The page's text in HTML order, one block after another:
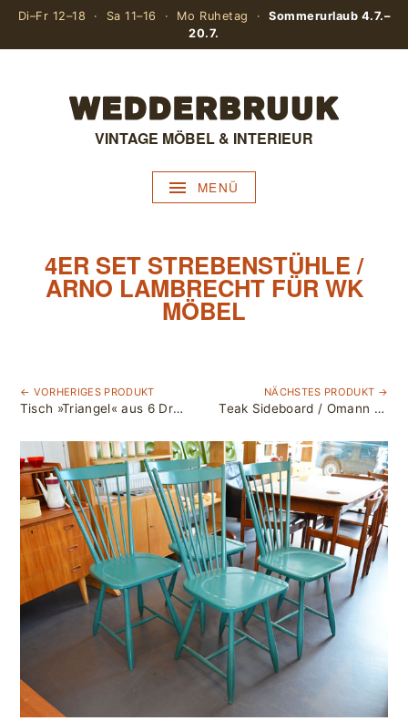
Di–Fr 12–18 · Sa 11–16 · Mo Ruhetag ·Sommerurlaub 4.7.–
20.7.
VINTAGE MÖBEL & INTERIEUR
MENÜ
4ER SET STREBENSTÜHLE /
ARNO LAMBRECHT FÜR WK
MÖBEL
← VORHERIGES PRODUKT
Tisch »Triangel« aus 6 Dreiecken von Peter Ghyczy für Form Life Collection
NÄCHSTES PRODUKT →
Teak Sideboard / Omann Jun., DK